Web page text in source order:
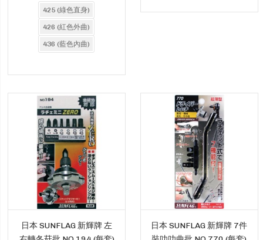
425 (綠色直身)
426 (紅色外曲)
436 (藍色內曲)
日本 SUNFLAG 新輝牌 左
日本 SUNFLAG 新輝牌 7件